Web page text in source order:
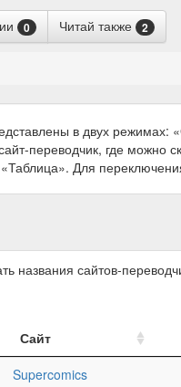
0 Читай также 2
в двух режимах:
переводчик, где можно
Для
названия сайтов-
Сайт
Supercomics